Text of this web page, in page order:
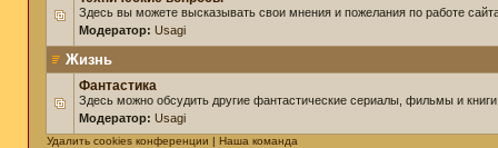
Здесь вы можете высказывать свои мнения и пожелания по работе
Модератор: Usagi
Жизнь
Фантастика
Здесь можно обсудить другие фантастические сериалы, фильмы и
Модератор: Usagi
Удалить cookies конференции | Наша команда